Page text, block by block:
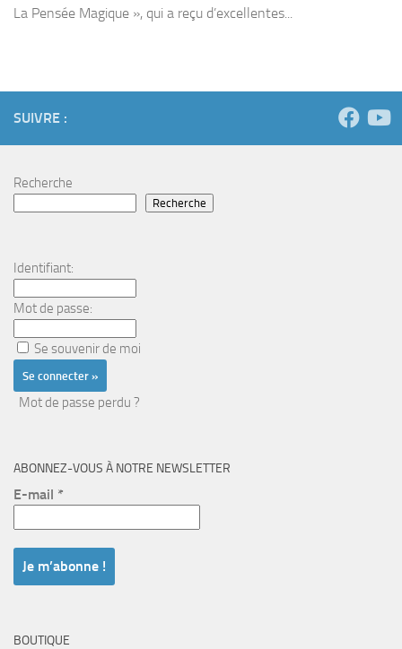
La Pensée Magique », qui a reçu d’excellentes...
SUIVRE :
Recherche
Recherche
Identifiant:
Mot de passe:
Se souvenir de moi
Mot de passe perdu ?
ABONNEZ-VOUS À NOTRE NEWSLETTER
E-mail *
BOUTIQUE